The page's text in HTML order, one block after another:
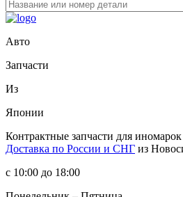
Авто
Запчасти
Из
Японии
Контрактные запчасти для
Доставка по России и СНГ из
с 10:00 до 18:00